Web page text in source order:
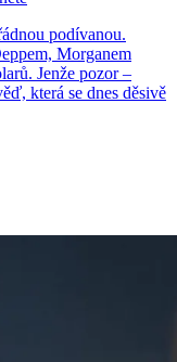
podívanou.
Morganem
Jenže pozor –
která se dnes děsivě